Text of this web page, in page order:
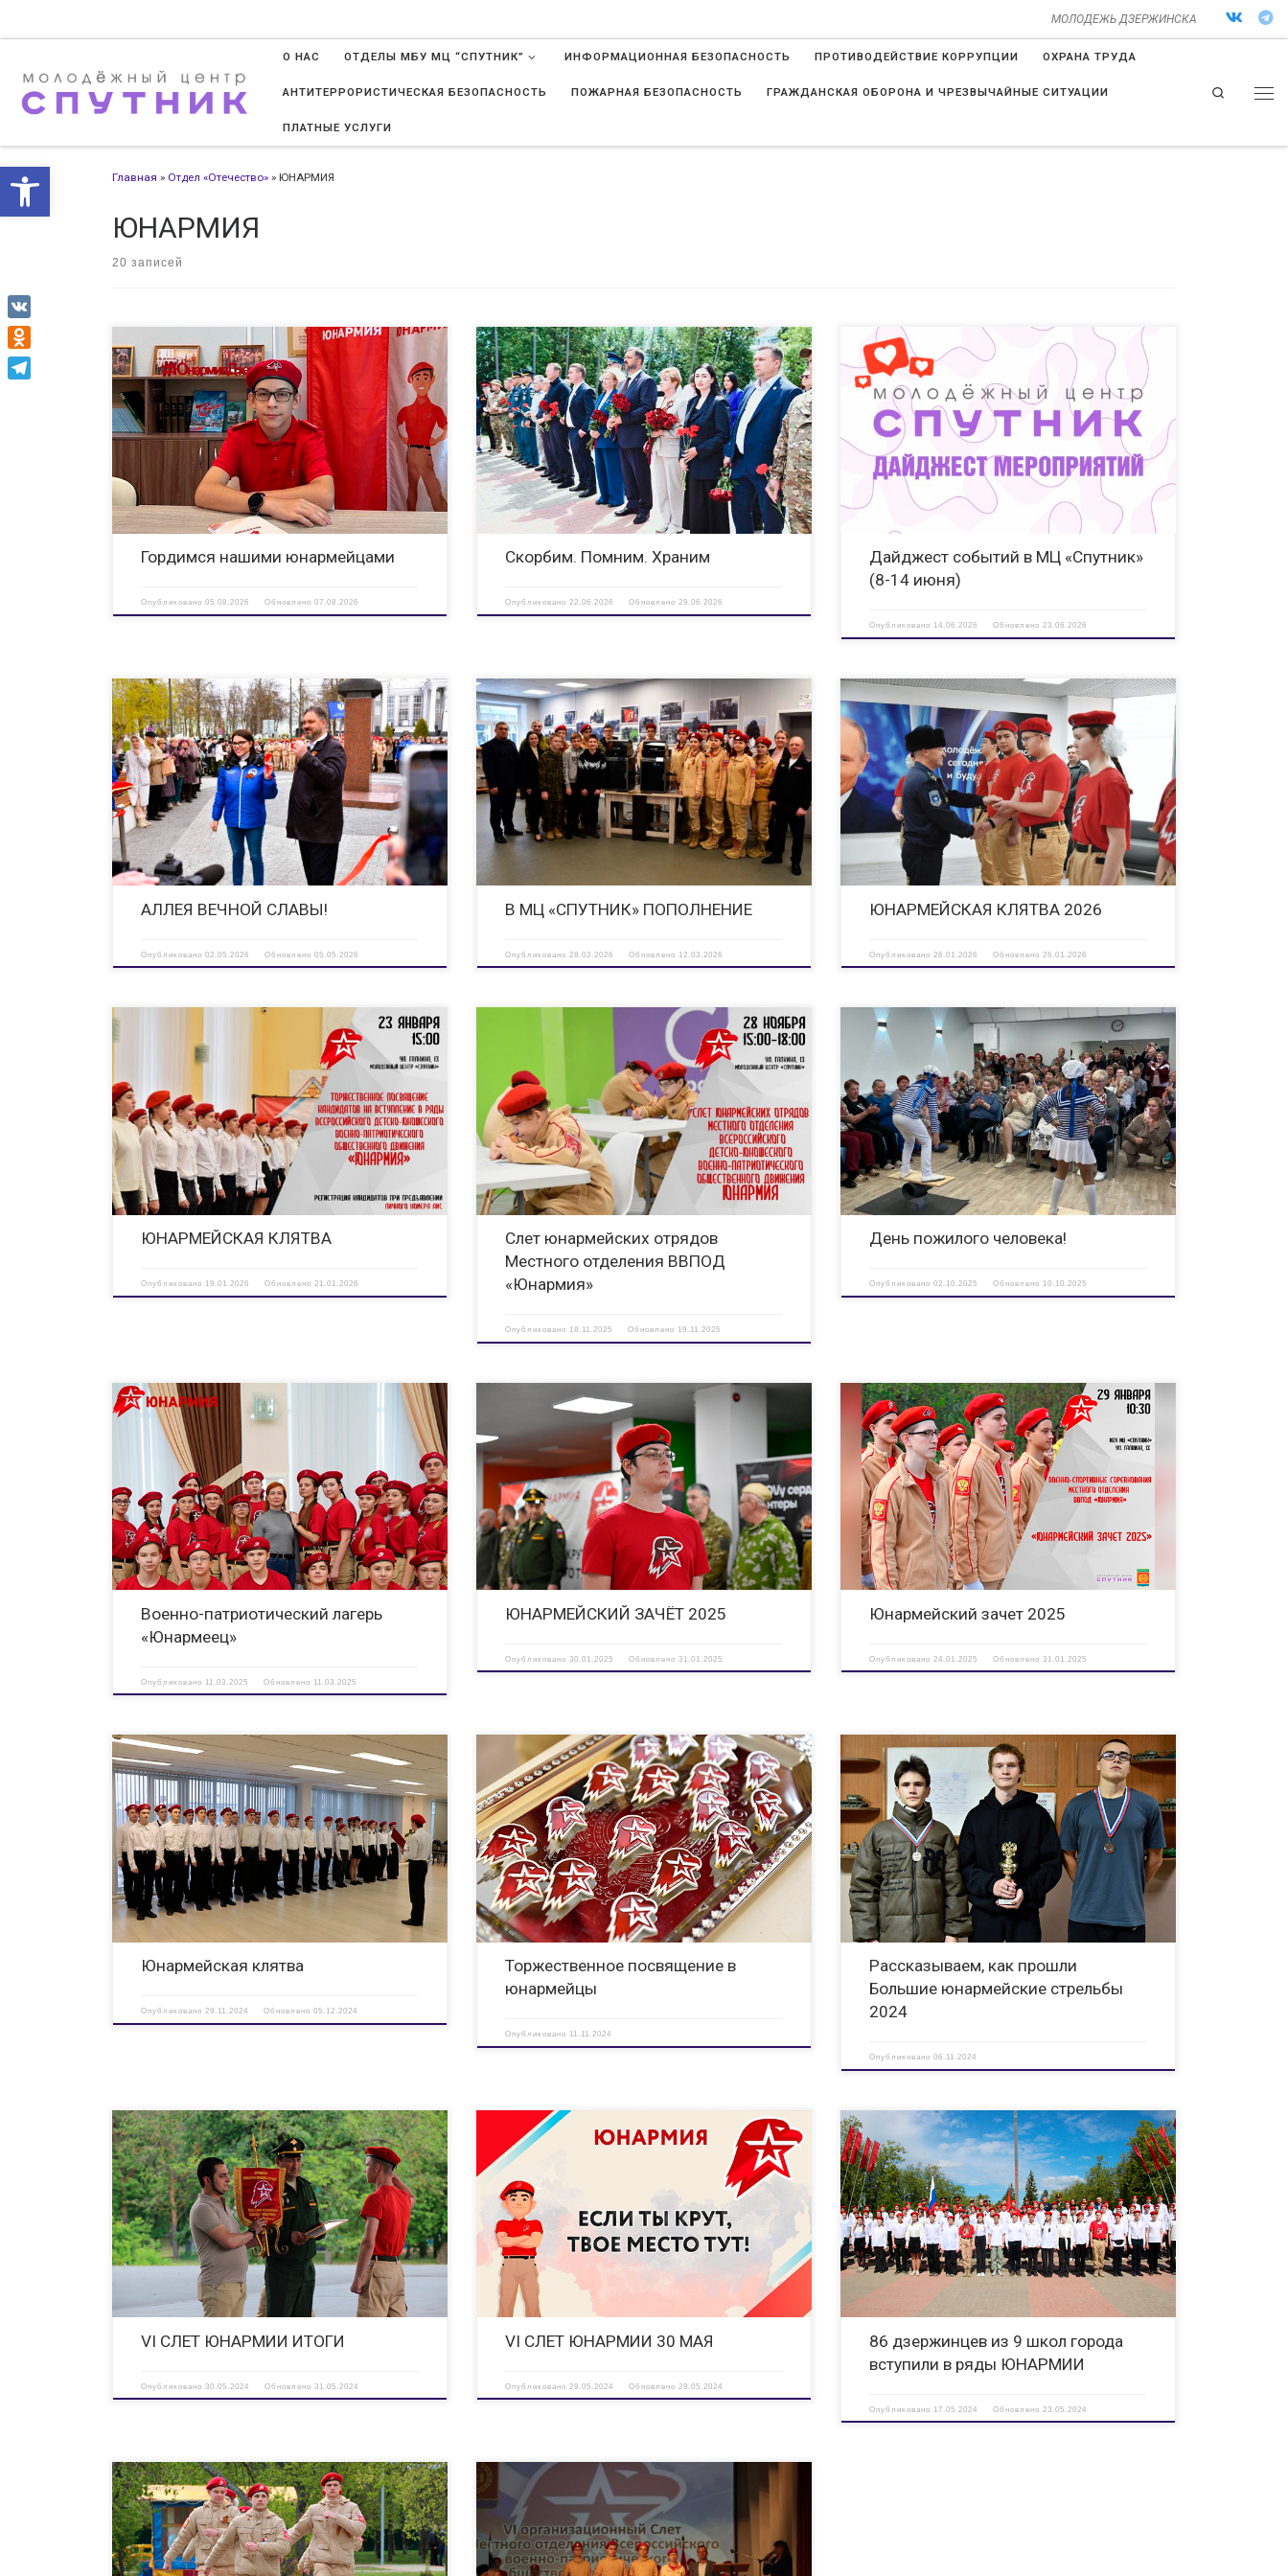
Открыть панель инструментов
МОЛОДЕЖЬ ДЗЕРЖИНСКА
О НАС ОТДЕЛЫ МБУ МЦ “СПУТНИК” ИНФОРМАЦИОННАЯ БЕЗОПАСНОСТЬ ПРОТИВОДЕЙСТВИЕ КОРРУПЦИИ ОХРАНА ТРУДА
АНТИТЕРРОРИСТИЧЕСКАЯ БЕЗОПАСНОСТЬ ПОЖАРНАЯ БЕЗОПАСНОСТЬ ГРАЖДАНСКАЯ ОБОРОНА И ЧРЕЗВЫЧАЙНЫЕ СИТУАЦИИ
ПЛАТНЫЕ УСЛУГИ
Search
Главная » Отдел «Отечество» » ЮНАРМИЯ
ЮНАРМИЯ
20 записей
От всей души поздравляем юнармейцев Ксению Смирнову
и Романа Овчинникова из отряда «Орлята Отечества» МЦ
«Спутник» с успешным прохождением конкурсного отбора
на военно‑спортивную смену «Юнармейская Академия» во
Всероссийском детском центре «Орленок»! Их результат —
Гордимся нашими юнармейцами
Опубликовано05.08.2026 Обновлено07.08.2026
Сегодня вся Россия остановилась для того, чтобы почтить
память миллионов погибших в Великой Отечественной
войне. МЦ «Спутник» присоединился к Всероссийской
минуте молчания — чтобы в тишине сказать самое важное:
мы помним. Именно в этот день […]
Скорбим. Помним. Храним
Опубликовано22.06.2026 Обновлено29.06.2026
Неделя в МЦ «Спутник» получилась насыщенной и
разноплановой: творческие мастер-классы,
патриотические акции, полезные тренинги и яркие
праздничные программы — каждый нашел для себя что-то
интересное. 8 июня в творческой мастерской «Народные
промыслы» прошел мастер-класс по […]
Дайджест событий в МЦ «Спутник»
(8-14 июня)
Опубликовано 14.06.2026 Обновлено23.06.2026
30 апреля в парке Победы состоялось торжественное
открытие «Аллеи памяти. Герои Великой Отечественной
войны» — значимого для города события, посвященного
сохранению исторической памяти о подвигах уроженцев
Дзержинска. На открытии собрались те, кто помнит, и те,
[…]
АЛЛЕЯ ВЕЧНОЙ СЛАВЫ!
Опубликовано02.05.2026 Обновлено05.05.2026
В нашем центре теперь есть 3D-принтеры! Это значит, что
юнармейцы смогут создавать собственные модели,
разрабатывать проекты и воплощать свои идеи в жизнь.
Данное оборудование выделено в рамках работы
Координационного совета по патриотическому и духовно-
нравственному воспитанию […]
В МЦ «СПУТНИК» ПОПОЛНЕНИЕ
Опубликовано28.02.2026 Обновлено 12.03.2026
23 января 2026 года в молодежном центре «Спутник»
прошло торжественное посвящение кандидатов на
вступление в ряды Всероссийского детско-юношеского
военно-патриотического общественного движения
«ЮНАРМИЯ» города Дзержинска Нижегородской области!
Этот момент стал символом начала нового этапа в жизни
[…]
ЮНАРМЕЙСКАЯ КЛЯТВА 2026
Опубликовано26.01.2026 Обновлено26.01.2026
23 января 2026 года в Молодёжном центре «Спутник»
состоится важное событие — Торжественное посвящение
кандидатов на вступление в ряды Всероссийского детско-
юношеского военно-патриотического общественного
движения «ЮНАРМИЯ» города Дзержинск Нижегородской
области! Этот торжественный момент символизирует
начало нового […]
ЮНАРМЕЙСКАЯ КЛЯТВА
Опубликовано 19.01.2026 Обновлено21.01.2026
28 ноября в 15:00 в молодежном центре «Спутник» по адресу
ул. Галкина, 13 состоится Слет юнармейских отрядов
Местного отделения ВВПОД «Юнармия». Слет посвящен
военно-патриотическому воспитанию подрастающего
поколения и привлечению внимания общественности к
значимости развития навыков […]
Слет юнармейских отрядов
Местного отделения ВВПОД
«Юнармия»
Опубликовано 18.11.2025 Обновлено 19.11.2025
1 октября в России отмечается День пожилого человека! В
честь этого прекрасного события мы организовали
небольшой праздник для отдыхающих в санатории
«Витязь». Концерт подготовили сотрудники и воспитанники
МЦ «Спутник». Александрина Голодяева покорила всех
своим великолепным […]
День пожилого человека!
Опубликовано02.10.2025 Обновлено 10.10.2025
С 4 по 24 мая на базе Всероссийского детского центра
«Смена» будет проходить общеобразовательная программа
«Военно-патриотический лагерь «Юнармеец». Обучающиеся
получат углубленные знания, умения и навыки по одному
из четырех профилей:
Разведывательная подготовка
Десантно-штурмовая подготовка
Авиационная […]
Военно-патриотический лагерь
«Юнармеец»
Опубликовано 11.03.2025 Обновлено 11.03.2025
— РЕБЯТА, ВЫ ОГОНЬ!Это мы говорим в адрес участников
Юнармейского зачёта — военно-спортивных соревнований
местного отделения ВВПОД «ЮНАРМИЯ», которые прошли
29 января в Дзержинске в рамках Патриотического
марафона Мой город — город патриотов. В этом […]
ЮНАРМЕЙСКИЙ ЗАЧЁТ 2025
Опубликовано30.01.2025 Обновлено31.01.2025
Внимание участникам движения ЮНАРМИЯ! Вас ждет
захватывающее событие — «Юнармейский зачет 2025»! 29
января 2025 годас 10:30 до 15:00МЦ «Спутник» ул. Галкина,
13 Эта встреча станет настоящим испытанием для всех
отрядов Юнармии. Мы ждем самых […]
Юнармейский зачет 2025
Опубликовано24.01.2025 Обновлено31.01.2025
Дали клятву 28 ноября 2024 года — особенный день для
учеников МБОУ «Средняя школа №32»
г.Дзержинска городского округа город Дзержинск. Это день,
когда ребята открыли новую главу в истории их юношеской
жизни. Для 28 учеников прошла торжественная церемония
[…]
Юнармейская клятва
Опубликовано29.11.2024 Обновлено05.12.2024
6 ноября 2024 года в МБУ ДО «Дворец детского творчества»
г. Дзержинск прошла церемония торжественного
посвящения учащихся города Дзержинск в ряды
Всероссийского детско-юношеского военно-патриотического
общественного движения ЮНАРМИЯ. Юнармейцы дали
торжественную клятву быть верными Отечеству и
юнармейскому […]
Торжественное посвящение в
юнармейцы
Опубликовано 11.11.2024
11 команд — участников состязались 30 октября в знании
оружейного дела — макетов оружия, его основных
характеристик, сыграли в лазертаг – тактическую игру на
местности против соперников. Призовые места
распределились следующим образом: 1 место — […]
Рассказываем, как прошли
Большие юнармейские стрельбы
2024
Опубликовано06.11.2024
30 мая в Центральном парке культуры и отдыха состоялся VI
Итоговый Слет юнармейских отрядов Всероссийского
военно-патриотического общественного движения
«ЮНАРМИЯ» городского округа город Дзержинск. На
сегодняшний день в Местном отделении Движения
зарегистрировано 370 участников, организовано 15 […]
VI СЛЕТ ЮНАРМИИ ИТОГИ
Опубликовано30.05.2024 Обновлено31.05.2024
VI Слет юнармейских отрядов города Дзержинска состоится
30 мая в центральном парке культуры и отдыха с 10:00 до
15:00. В Слете примут участие команды юнармейских
отрядов города, для них подготовлен квест по различным
локациям: «Тимбилдинг» — […]
VI СЛЕТ ЮНАРМИИ 30 МАЯ
Опубликовано29.05.2024 Обновлено29.05.2024
16 мая на площади Героев состоялась Торжественная
церемония приема детей образовательных учреждений
городского округа город Дзержинск в ряды Всероссийского
военно-патриотического общественного движения
«ЮНАРМИЯ». В присутствии членов Штаба Местного
отделения ВВПОД «Юнармия», представителей
администрации и городской […]
86 дзержинцев из 9 школ города
вступили в ряды ЮНАРМИИ
Опубликовано 17.05.2024 Обновлено23.05.2024
Юнармейцы и ученики школ, занимающиеся начальной
военной подготовкой, продемонстрировали навыки сборки-
разборки автомата, оказания первой медицинской помощи,
огневую подготовку и использование костюма химзащиты.
VI Слёт юнармейских отрядов Местного отделения ВВПОД
«ЮНАРМИЯ» Дзержинска прошел вчера во Дворце детского
творчества. На организационном слёте собрались 150
VK
Odnoklassniki